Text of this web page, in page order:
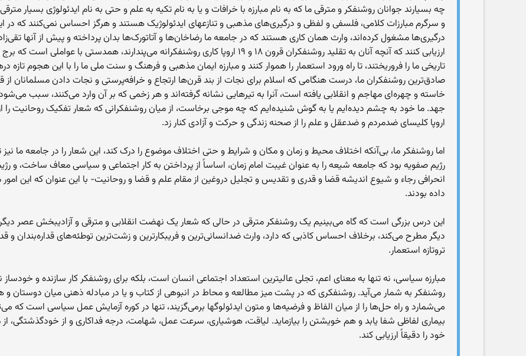
چه بسیارند جوانان روشنفکر و مترقی ما که به نام مبارزه با خرافات و یا به نام تکیه به علم و حتی به نام ایدئولوژی بسیار
و سرگرم مبارزات کلامی، فلسفی و لفظی و درگیری‌های مذهبی و تنازعهای ایدئولوژیک هستند و هرگز احساس نمی‌کنند که در
درگیری‌ها مشغول کرده‌اند، وارث همان کاری هستند که در جامعه ما رضاخان‌ها و آتاتورک‌ها بدان پرداخته و پیش از آنها
ارزیابی کنند که آنچه آنان به تقلید روشنفکران قرون ۱۸ و ۱۹ اروپا کاری روشنفکرانه می‌پندارند،
تاریخی ما را فروریختند، تا راه ورود استعمار را هموار کنند و مبارزه ایمان مذهبی و فرهنگ و سنت ملی ما را با این هجوم
صادق‌ترین روشنفکران ما، درست هنگامی که اسلام برای نجات از بند قرن‌ها ارتجاع و خرافه‌پرستی و نجات دادن مسلمانان از
خاسته و چهره‌ای مهاجم و انقلابی یافته است، آنرا به تیرهایی نشانه گرفته‌اند و هر زخمی که بر آن وارد می‌کنند، سبب
جهد. ما خود به چشم دیده‌ایم یا به گوش شنیده‌ایم که چه موجی برخاست، از میان روشنفکرانی که شعار تفکیک روحانیت
اروپا کلیسای ضدمردم و ضدعقل و علم را از صحنه زندگی و حرکت و آزادی کنار زد.
اما روشنفکر ما، بی‌آنکه اختلاف محیط و زمان و مکان و شرایط و حتی اختلاف موضوع را درک کند، این شعار را در جامعه ما نیز
رژیم صفویه بود که جامعه شیعه را به عنوان غیبت امام زمان، اساساً از پرداختن به کار اجتماعی و سیاسی معاف ساخت، و
انحرافی رجاء و شیوع اندیشه قضا و قدری و تقدیس و تجلیل دروغین از مقام علم و قضا و روحانیت- با این عنوان که این
داده بودند.
این درس بزرگی است که گاه می‌بینیم یک روشنفکر مترقی در حالی که شعار یک نهضت انقلابی و مترقی و آزادیبخش عصر
دیگر مطرح می‌کند، برخلاف احساس کاذبی که دارد، وارث ضدانسانی‌ترین و فریبکارترین و زشت‌ترین توطئه‌های قداره‌بندان
تروتازه استعمار.
مبارزه سیاسی، نه تنها به معنای اعم، تجلی عالیترین استعداد اجتماعی انسان است، بلکه برای روشنفکر کار سازنده و
روشنفکر به شمار می‌آید. روشنفکری که در پشت میز مطالعه و محاط در انبوهی از کتاب و یا در مبادله ذهنی میان دوستان
می‌شمارد و راه حل‌ها را از میان الفاظ و فرضیه‌ها و متون ایدئولوگها برمی‌گزیند، تنها در کوره آزمایش عمل سیاسی است
بیماری لفاظی شفا یابد و هم خویشتن را بیازماید. لیاقت، هوشیاری، سرعت عمل، شهامت، درجه فداکاری و از خودگذشتگی،
خود را دقیقاً ارزیابی کند.